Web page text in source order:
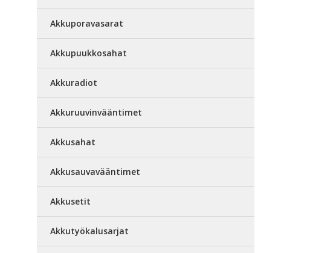
Akkuporavasarat
Akkupuukkosahat
Akkuradiot
Akkuruuvinvääntimet
Akkusahat
Akkusauvavääntimet
Akkusetit
Akkutyökalusarjat